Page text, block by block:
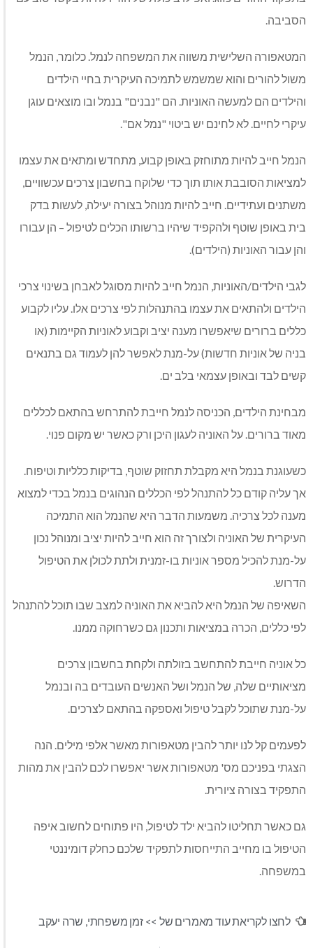
הסביבה.
המטאפורה השלישית משווה את המשפחה לנמל. כלומר, הנמל
משול להורים והוא שמשמש לתמיכה העיקרית בחיי הילדים
והילדים הם למעשה האוניות. הם "נבנים" בנמל ובו מוצאים עוגן
עיקרי לחיים. לא לחינם יש ביטוי "נמל אם".
הנמל חייב להיות מתוחזק באופן קבוע, מתחדש ומתאים את עצמו
למציאות הסובבת אותו תוך כדי שלוקח בחשבון צרכים עכשוויים,
משתנים ועתידיים. חייב להיות מנוהל בצורה יעילה, לעשות בדק
בית באופן שוטף ולהקפיד שיהיו ברשותו הכלים לטיפול – הן עבורו
והן עבור האוניות (הילדים).
לגבי הילדים/האוניות, הנמל חייב להיות מסוגל לאבחן בשינוי צרכי
הילדים ולהתאים את עצמו בהתנהלות לפי צרכים אלו. עליו לקבוע
כללים ברורים שיאפשרו מענה יציב וקבוע לאוניות הקיימות (או
בניה של אוניות חדשות) על-מנת לאפשר להן לעמוד גם בתנאים
קשים לבד ובאופן עצמאי בלב ים.
מבחינת הילדים, הכניסה לנמל חייבת להתרחש בהתאם לכללים
מאוד ברורים. על האוניה לעגון היכן ורק כאשר יש מקום פנוי.
כשעוגנת בנמל היא מקבלת תחזוק שוטף, בדיקות כלליות וטיפוח.
אך עליה קודם כל להתנהל לפי הכללים הנהוגים בנמל בכדי למצוא
מענה לכל צרכיה. משמעות הדבר היא שהנמל הוא התמיכה
העיקרית של האוניה ולצורך זה הוא חייב להיות יציב ומנוהל נכון
על-מנת להכיל מספר אוניות בו-זמנית ולתת לכולן את הטיפול
הדרוש.
השאיפה של הנמל היא להביא את האוניה למצב שבו תוכל להתנהל
לפי כללים, הכרה במציאות ותכנון גם כשרחוקה ממנו.
כל אוניה חייבת להתחשב בזולתה ולקחת בחשבון צרכים
מציאותיים שלה, של הנמל ושל האנשים העובדים בה ובנמל
על-מנת שתוכל לקבל טיפול ואספקה בהתאם לצרכים.
לפעמים קל לנו יותר להבין מטאפורות מאשר אלפי מילים. הנה
הצגתי בפניכם מס' מטאפורות אשר יאפשרו לכם להבין את מהות
התפקיד בצורה ציורית.
גם כאשר תחליטו להביא ילד לטיפול, היו פתוחים לחשוב איפה
הטיפול בו מחייב התייחסות לתפקיד שלכם כחלק דומיננטי
במשפחה.
לחצו לקריאת עוד מאמרים של >> זמן משפחתי, שרה יעקב